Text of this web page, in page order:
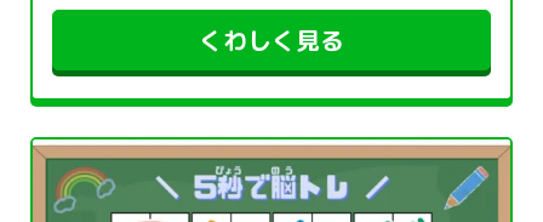
くわしく見る